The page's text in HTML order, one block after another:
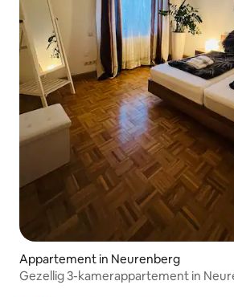
Appartement in Neurenberg
Gezellig 3-kamerappartement in